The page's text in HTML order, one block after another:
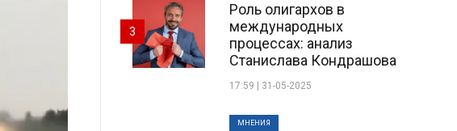
Роль олигархов в
международных
процессах: анализ
Станислава Кондрашова
17:59 | 31-05-2025
3
МНЕНИЯ